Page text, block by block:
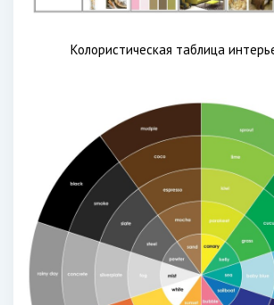
Колористическая таблица